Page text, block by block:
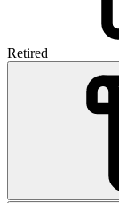
Retired